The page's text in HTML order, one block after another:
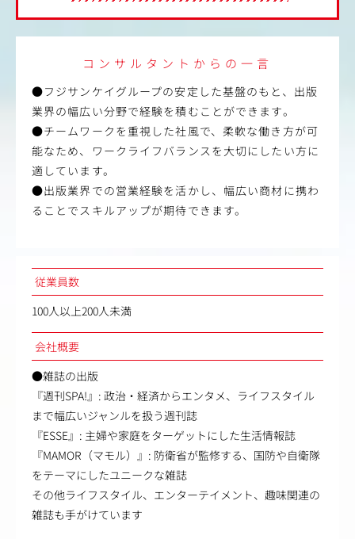
コンサルタントからの一言
●フジサンケイグループの安定した基盤のもと、出版
業界の幅広い分野で経験を積むことができます。
●チームワークを重視した社風で、柔軟な働き方が可
能なため、ワークライフバランスを大切にしたい方に
適しています。
●出版業界での営業経験を活かし、幅広い商材に携わ
ることでスキルアップが期待できます。
従業員数
100人以上200人未満
会社概要
●雑誌の出版
『週刊SPA!』: 政治・経済からエンタメ、ライフスタイル
まで幅広いジャンルを扱う週刊誌
『ESSE』: 主婦や家庭をターゲットにした生活情報誌
『MAMOR（マモル）』: 防衛省が監修する、国防や自衛隊
をテーマにしたユニークな雑誌
その他ライフスタイル、エンターテイメント、趣味関連の
雑誌も手がけています